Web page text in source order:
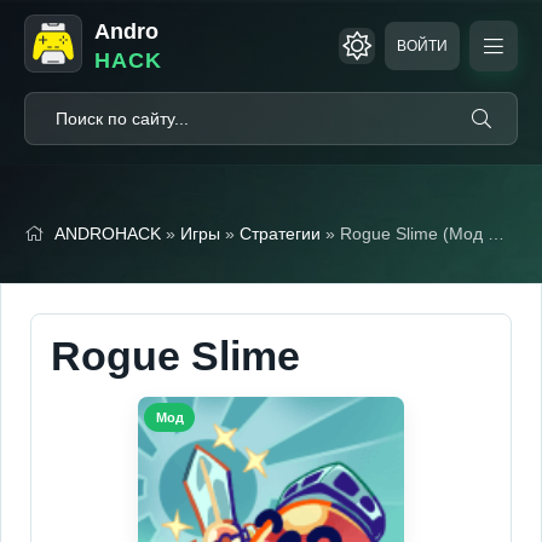
Andro
HACK
ВОЙТИ
ANDROHACK » Игры » Стратегии » Rogue Slime (Мод Меню)
Rogue Slime
Мод